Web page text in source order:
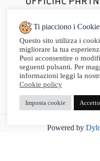
Indirizzo:
Via
P.IVA 03542250042 -
Powered by
Ti piacciono i
Questo sito utilizza i
migliorare la tua
Puoi acconsentire o
seguenti pulsanti. Per
informazioni leggi la
Cookie policy
Imposta cookie